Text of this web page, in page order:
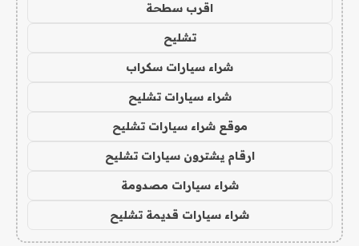
اقرب سطحة
تشليح
شراء سيارات سكراب
شراء سيارات تشليح
موقع شراء سيارات تشليح
ارقام يشترون سيارات تشليح
شراء سيارات مصدومة
شراء سيارات قديمة تشليح